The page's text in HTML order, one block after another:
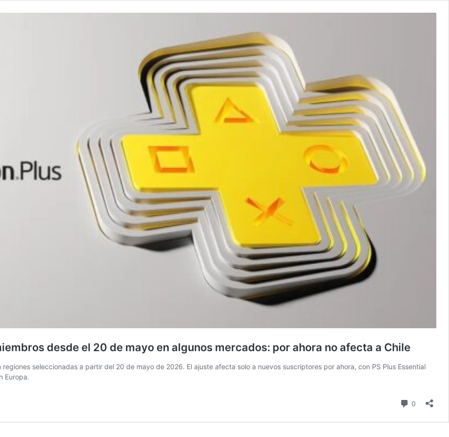
desde el 20 de mayo en algunos mercados: por ahora no afecta a Chile
seleccionadas a partir del 20 de mayo de 2026. El ajuste afecta solo a nuevos suscriptores por ahora, con PS Plus Essential
Europa.
0